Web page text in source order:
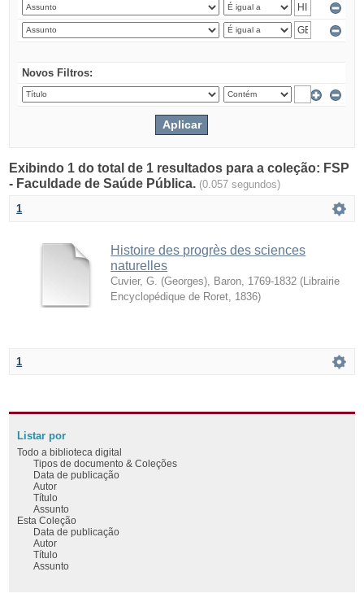
Novos Filtros:
Exibindo 1 do total de 1 resultados para a coleção: FSP
- Faculdade de Saúde Pública. (0.057 segundos)
1
Histoire des progrès des sciences
naturelles
Cuvier, G. (Georges), Baron, 1769-1832 ( Librairie
Encyclopédique de Roret 1836)
1
Listar por
Todo a biblioteca digital
Tipos de documento & Coleções
Data de publicação
Autor
Título
Assunto
Esta Coleção
Data de publicação
Autor
Título
Assunto